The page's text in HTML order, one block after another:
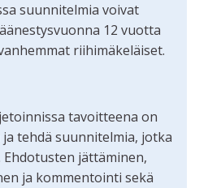
suunnitelmia voivat
12 vuotta
riihimäkeläiset.
tavoitteena on
tehdä suunnitelmia, jotka
jättäminen,
ja kommentointi sekä